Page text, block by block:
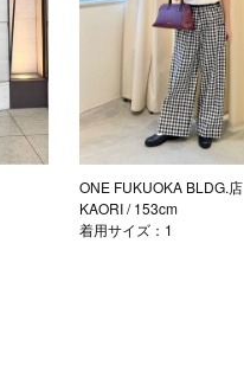
ONE FUKUOKA BLDG.店
KAORI/ 153cm
着用サイズ：1